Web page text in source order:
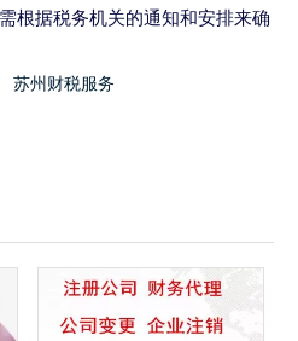
根据税务机关的通知和安排来确
苏州财税服务